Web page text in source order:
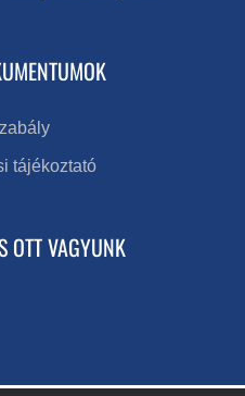
tájékoztató
OTT VAGYUNK